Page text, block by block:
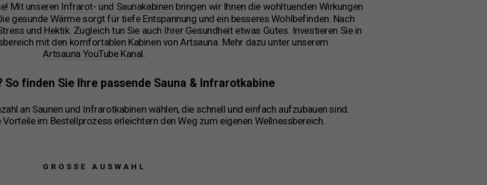
Mit unseren Infrarot- und Saunakabinen bringen wir Ihnen die wohltuenden Wirkungen
gesunde Wärme sorgt für tiefe Entspannung und ein besseres Wohlbefinden. Nach
und Hektik. Zugleich tun Sie auch Ihrer Gesundheit etwas Gutes. Investieren Sie in
mit den komfortablen Kabinen von Artsauna. Mehr dazu unter unserem
Artsauna YouTube Kanal.
So finden Sie Ihre passende Sauna & Infrarotkabine
an Saunen und Infrarotkabinen wählen, die schnell und einfach aufzubauen sind.
im Bestellprozess erleichtern den Weg zum eigenen Wellnessbereich.
GROSSE AUSWAHL